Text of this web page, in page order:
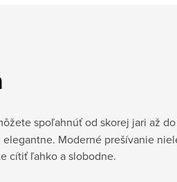
spoľahnúť od skorej jari až
Moderné prešívanie
cítiť ľahko a slobodne.